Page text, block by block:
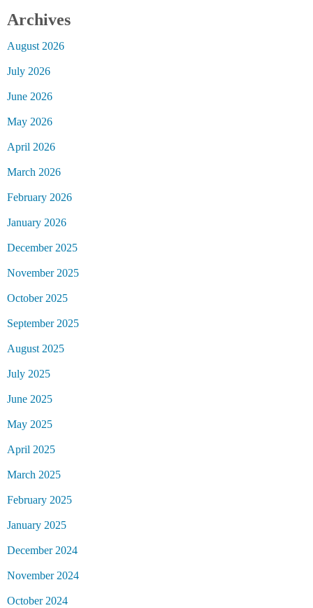
Archives
August 2026
July 2026
June 2026
May 2026
April 2026
March 2026
February 2026
January 2026
December 2025
November 2025
October 2025
September 2025
August 2025
July 2025
June 2025
May 2025
April 2025
March 2025
February 2025
January 2025
December 2024
November 2024
October 2024